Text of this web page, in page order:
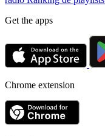
Get the apps
Chrome extension